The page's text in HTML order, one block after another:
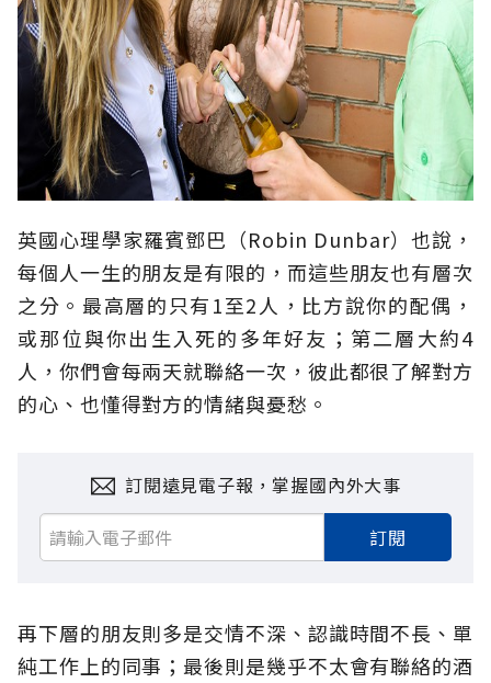
英國心理學家羅賓鄧巴（Robin Dunbar）也說，
每個人一生的朋友是有限的，而這些朋友也有層次
之分。最高層的只有1至2人，比方說你的配偶，
或那位與你出生入死的多年好友；第二層大約4
人，你們會每兩天就聯絡一次，彼此都很了解對方
的心、也懂得對方的情緒與憂愁。
訂閱遠見電子報，掌握國內外大事
訂閱
再下層的朋友則多是交情不深、認識時間不長、單
純工作上的同事；最後則是幾乎不太會有聯絡的酒